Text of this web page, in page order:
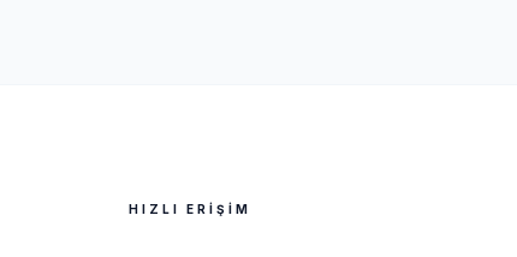
HIZLI ERIŞIM